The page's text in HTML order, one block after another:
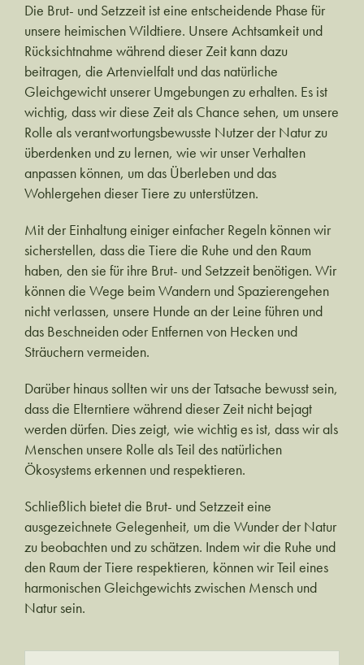
Die Brut- und Setzzeit ist eine entscheidende Phase für
unsere heimischen Wildtiere. Unsere Achtsamkeit und
Rücksichtnahme während dieser Zeit kann dazu
beitragen, die Artenvielfalt und das natürliche
Gleichgewicht unserer Umgebungen zu erhalten. Es ist
wichtig, dass wir diese Zeit als Chance sehen, um unsere
Rolle als verantwortungsbewusste Nutzer der Natur zu
überdenken und zu lernen, wie wir unser Verhalten
anpassen können, um das Überleben und das
Wohlergehen dieser Tiere zu unterstützen.
Mit der Einhaltung einiger einfacher Regeln können wir
sicherstellen, dass die Tiere die Ruhe und den Raum
haben, den sie für ihre Brut- und Setzzeit benötigen. Wir
können die Wege beim Wandern und Spazierengehen
nicht verlassen, unsere Hunde an der Leine führen und
das Beschneiden oder Entfernen von Hecken und
Sträuchern vermeiden.
Darüber hinaus sollten wir uns der Tatsache bewusst sein,
dass die Elterntiere während dieser Zeit nicht bejagt
werden dürfen. Dies zeigt, wie wichtig es ist, dass wir als
Menschen unsere Rolle als Teil des natürlichen
Ökosystems erkennen und respektieren.
Schließlich bietet die Brut- und Setzzeit eine
ausgezeichnete Gelegenheit, um die Wunder der Natur
zu beobachten und zu schätzen. Indem wir die Ruhe und
den Raum der Tiere respektieren, können wir Teil eines
harmonischen Gleichgewichts zwischen Mensch und
Natur sein.